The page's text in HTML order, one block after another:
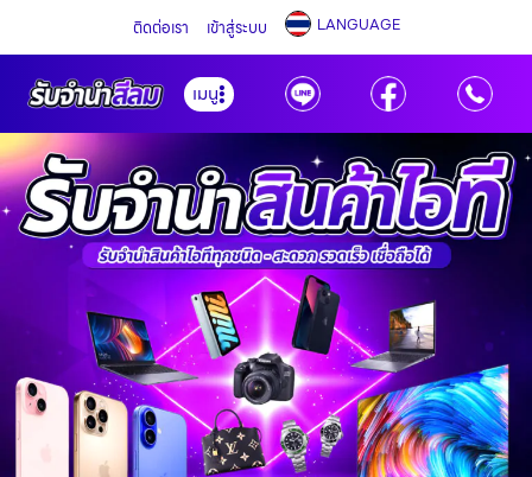
ติดต่อเรา เข้าสู่ระบบ LANGUAGE
เมนู